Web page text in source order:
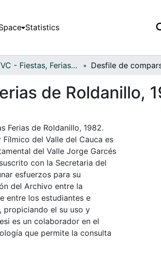
Statistics
APFFVC - Fiestas, Ferias y Carnavales - Patrimonial
de Roldanillo,
Ferias de Roldanillo, 1982.
del Valle del Cauca es
del Valle Jorge Garcés
con la Secretaria del
esfuerzos para su
del Archivo entre la
entre los estudiantes e
propiciando el su uso y
es un colaborador en el
que permite la consulta